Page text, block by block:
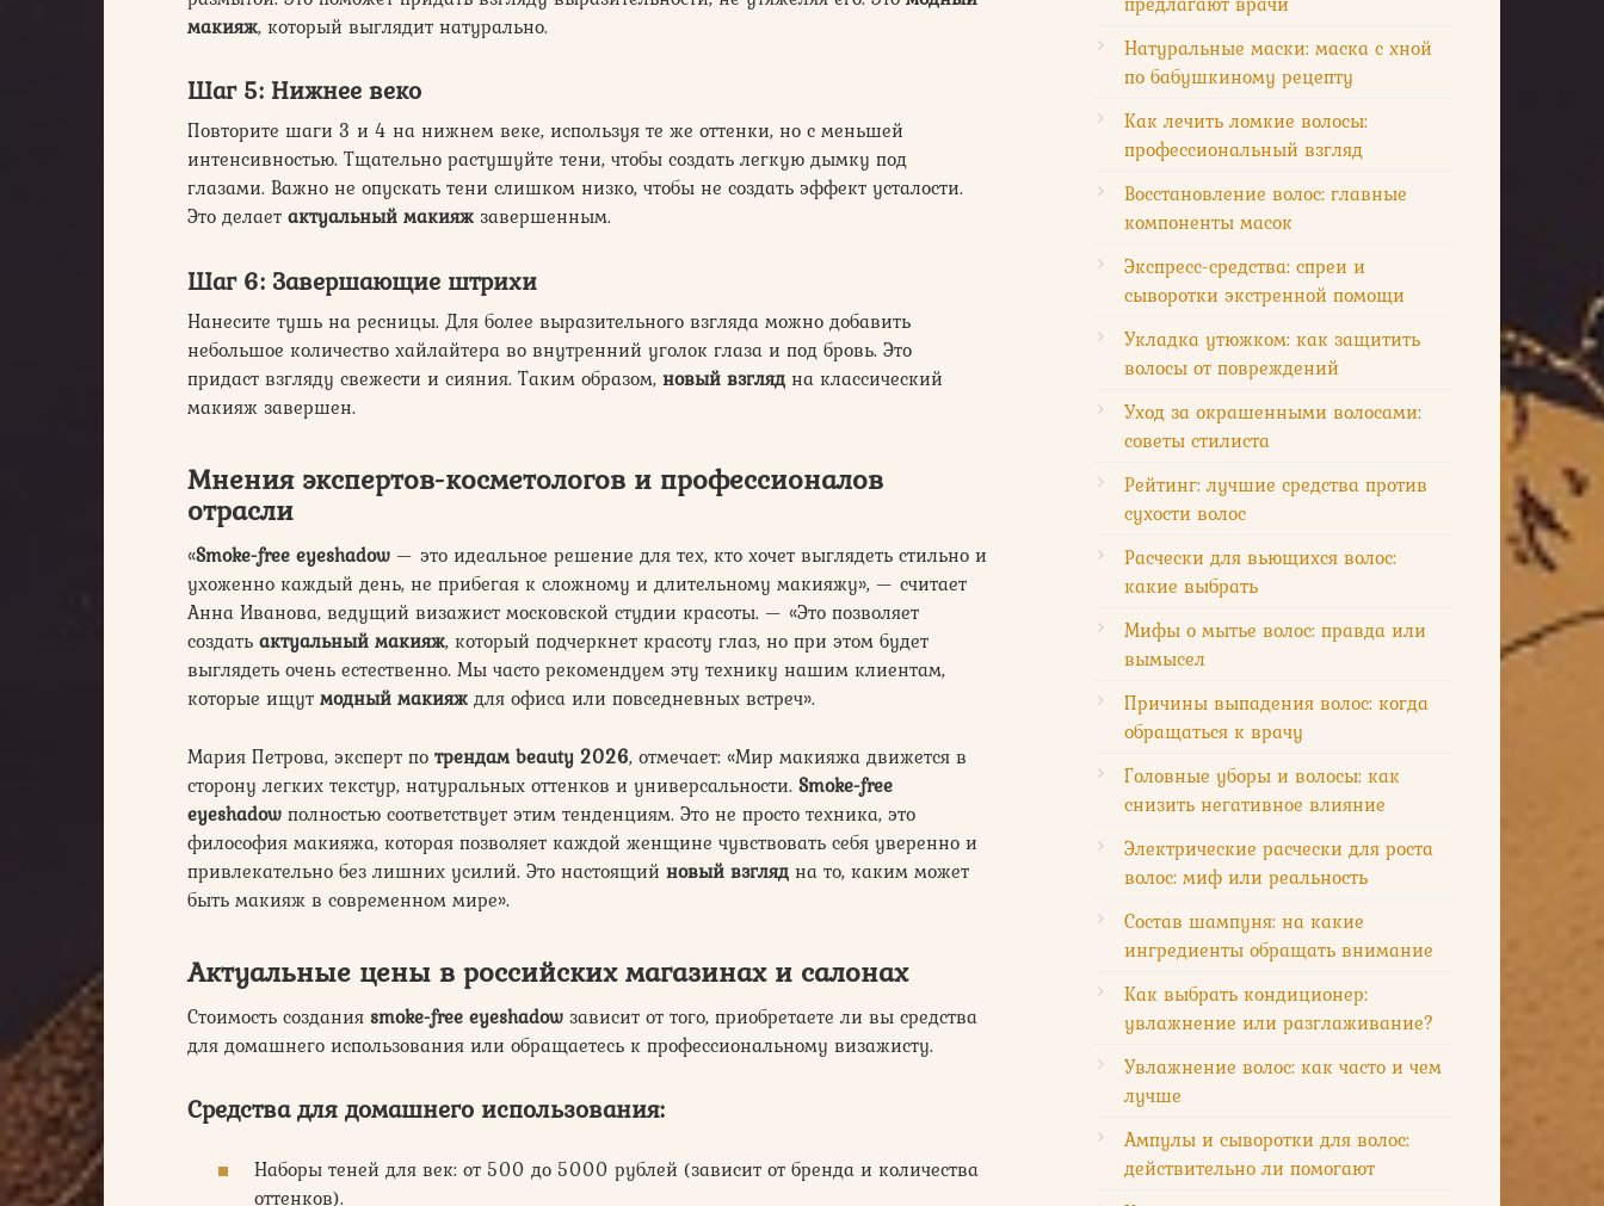
макияж, который выглядит натурально.
Шаг 5: Нижнее веко
Повторите шаги 3 и 4 на нижнем веке, используя те же оттенки, но с меньшей
интенсивностью. Тщательно растушуйте тени, чтобы создать легкую дымку под
глазами. Важно не опускать тени слишком низко, чтобы не создать эффект усталости.
Это делает актуальный макияж завершенным.
Шаг 6: Завершающие штрихи
Нанесите тушь на ресницы. Для более выразительного взгляда можно добавить
небольшое количество хайлайтера во внутренний уголок глаза и под бровь. Это
придаст взгляду свежести и сияния. Таким образом, новый взгляд на классический
макияж завершен.
Мнения экспертов-косметологов и профессионалов
отрасли
«Smoke-free eyeshadow — это идеальное решение для тех, кто хочет выглядеть стильно и
ухоженно каждый день, не прибегая к сложному и длительному макияжу», — считает
Анна Иванова, ведущий визажист московской студии красоты. — «Это позволяет
создать актуальный макияж, который подчеркнет красоту глаз, но при этом будет
выглядеть очень естественно. Мы часто рекомендуем эту технику нашим клиентам,
которые ищут модный макияж для офиса или повседневных встреч».
Мария Петрова, эксперт по трендам beauty 2026, отмечает: «Мир макияжа движется в
сторону легких текстур, натуральных оттенков и универсальности. Smoke-free
eyeshadow полностью соответствует этим тенденциям. Это не просто техника, это
философия макияжа, которая позволяет каждой женщине чувствовать себя уверенно и
привлекательно без лишних усилий. Это настоящий новый взгляд на то, каким может
быть макияж в современном мире».
Актуальные цены в российских магазинах и салонах
Стоимость создания smoke-free eyeshadow зависит от того, приобретаете ли вы средства
для домашнего использования или обращаетесь к профессиональному визажисту.
Средства для домашнего использования:
Наборы теней для век: от 500 до 5000 рублей (зависит от бренда и количества
оттенков).
Натуральные маски: маска с хной
по бабушкиному рецепту
Как лечить ломкие волосы:
профессиональный взгляд
Восстановление волос: главные
компоненты масок
Экспресс-средства: спреи и
сыворотки экстренной помощи
Укладка утюжком: как защитить
волосы от повреждений
Уход за окрашенными волосами:
советы стилиста
Рейтинг: лучшие средства против
сухости волос
Расчески для вьющихся волос:
какие выбрать
Мифы о мытье волос: правда или
вымысел
Причины выпадения волос: когда
обращаться к врачу
Головные уборы и волосы: как
снизить негативное влияние
Электрические расчески для роста
волос: миф или реальность
Состав шампуня: на какие
ингредиенты обращать внимание
Как выбрать кондиционер:
увлажнение или разглаживание?
Увлажнение волос: как часто и чем
лучше
Ампулы и сыворотки для волос:
действительно ли помогают